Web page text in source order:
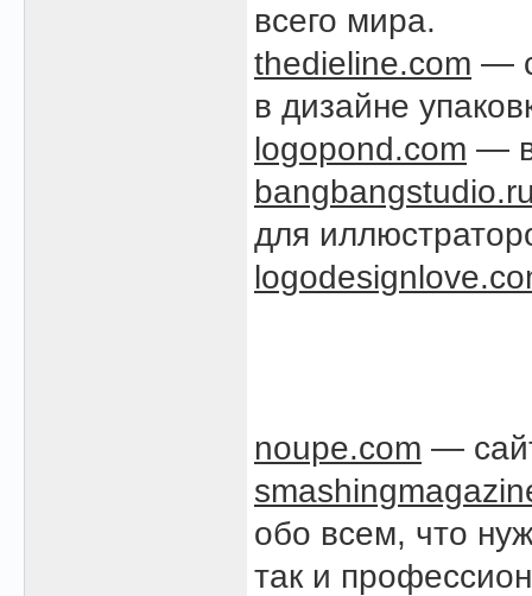
всего мира.
thedieline.com —
в дизайне
logopond.com —
для
noupe.com —
обо всем, что
так и